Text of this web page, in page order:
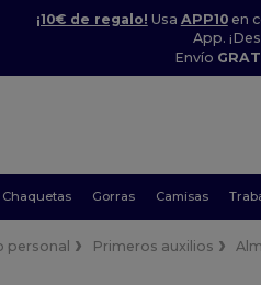
¡10€ de regalo! Usa APP10en
App.
Envío
Chaquetas Gorras Camisas
personal Primeros auxilios